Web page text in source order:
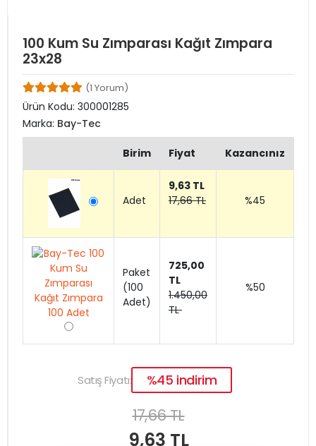
100 Kum Su Zımparası Kağıt Zımpara
23x28
(1 Yorum)
Ürün Kodu: 300001285
Marka: Bay-Tec
Birim Fiyat Kazancınız
Adet
9,63 TL
17,66 TL
%45
Paket
(100
Adet)
725,00
TL
1.450,00
TL
%50
Satış Fiyatı: %45 indirim
17,66 TL
9,63 TL